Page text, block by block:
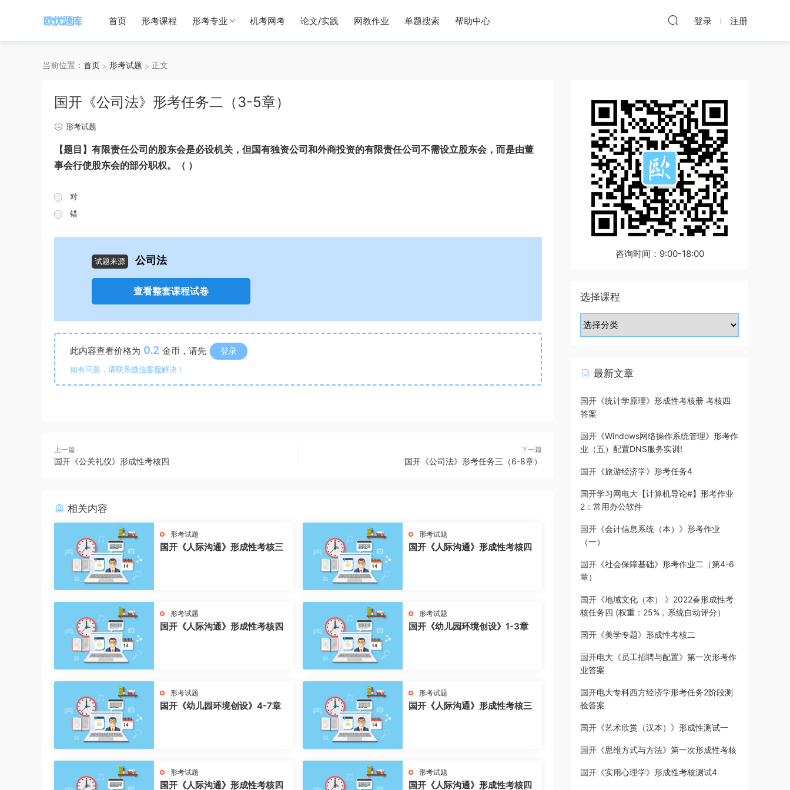
首页 形考课程 形考专业 机考网考 论文/实践 网教作业 单题搜索 帮助中心 登录 注册
当前位置： 首页 形考试题 正文
国开《公司法》形考任务二（3-5章）
形考试题
【题目】有限责任公司的股东会是必设机关，但国有独资公司和外商投资的有限责任公司不需设立股东会，而是由董
事会行使股东会的部分职权。（ ）
对
错
试题来源 公司法
查看整套课程试卷
此内容查看价格为 0.2 金币，请先 登录
如有问题，请联系微信客服解决！
上一篇
国开《公关礼仪》形成性考核四
下一篇
国开《公司法》形考任务三（6-8章）
相关内容
形考试题
国开《人际沟通》形成性考核三
形考试题
国开《人际沟通》形成性考核四
形考试题
国开《人际沟通》形成性考核四
形考试题
国开《幼儿园环境创设》1-3章
形考试题
国开《幼儿园环境创设》4-7章
形考试题
国开《人际沟通》形成性考核三
形考试题
国开《人际沟通》形成性考核四
形考试题
国开《人际沟通》形成性考核四
咨询时间：9:00-18:00
选择课程
最新文章
国开《统计学原理》形成性考核册 考核四
答案
国开《Windows网络操作系统管理》形考作
业（五）配置DNS服务实训!
国开《旅游经济学》形考任务4
国开学习网电大【计算机导论#】形考作业
2：常用办公软件
国开《会计信息系统（本）》形考作业
（一）
国开《社会保障基础》形考作业二（第4-6
章）
国开《地域文化（本） 》2022春形成性考
核任务四 (权重：25%，系统自动评分）
国开《美学专题》形成性考核二
国开电大《员工招聘与配置》第一次形考作
业答案
国开电大专科西方经济学形考任务2阶段测
验答案
国开《艺术欣赏（汉本）》形成性测试一
国开《思维方式与方法》第一次形成性考核
国开《实用心理学》形成性考核测试4